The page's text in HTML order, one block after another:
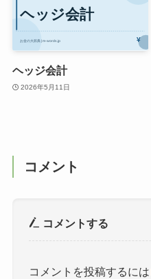
ヘッジ会計
2026年5月11日
コメント
コメントする
コメントを投稿するには